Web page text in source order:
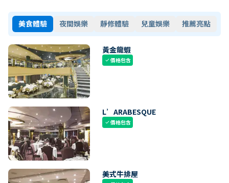
美食體驗 夜間娛樂 靜修體驗 兒童娛樂 推薦亮點
黃金龍蝦
check價格包含
L’ARABESQUE
check價格包含
美式牛排屋